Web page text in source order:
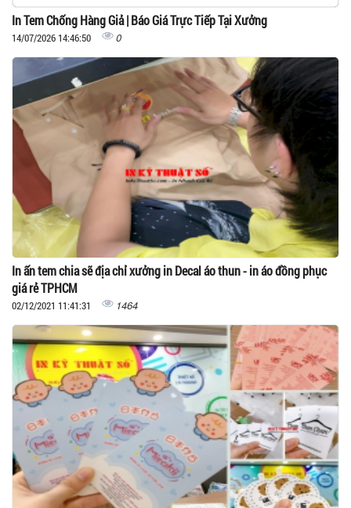
In Tem Chống Hàng Giả | Báo Giá Trực Tiếp Tại Xưởng
14/07/2026 14:46:50 0
In ấn tem chia sẽ địa chỉ xưởng in Decal áo thun - in áo đồng phục
giá rẻ TPHCM
02/12/2021 11:41:31 1464